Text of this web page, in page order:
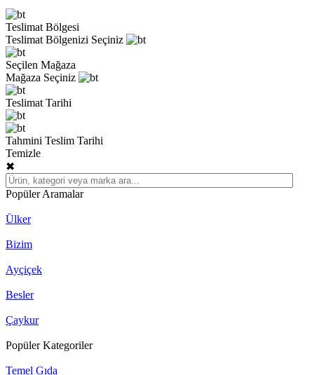
Teslimat Bölgesi
Teslimat Bölgenizi Seçiniz
Seçilen Mağaza
Mağaza Seçiniz
Teslimat Tarihi
Tahmini Teslim Tarihi
Temizle
✖
Popüler Aramalar
Ülker
Bizim
Ayçiçek
Besler
Çaykur
Popüler Kategoriler
Temel Gıda